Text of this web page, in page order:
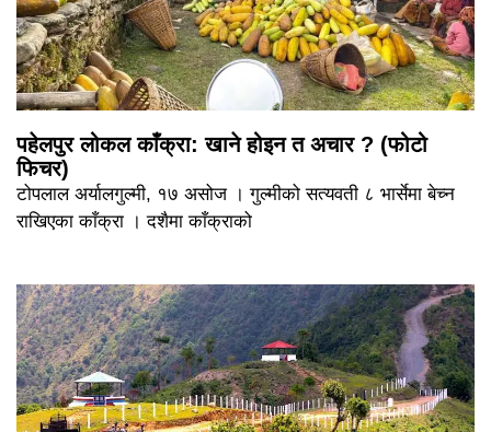
पहेलपुर लोकल काँक्रा: खाने होइन त अचार ? (फोटो
फिचर)
टोपलाल अर्यालगुल्मी, १७ असोज । गुल्मीको सत्यवती ८ भार्सेमा बेच्न
राखिएका काँक्रा । दशैमा काँक्राको